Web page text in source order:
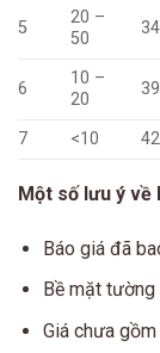
5
20 –
50
6
10 –
20
7 <10
Một số lưu ý về
Báo giá đã
Bề mặt
Giá chưa gồm